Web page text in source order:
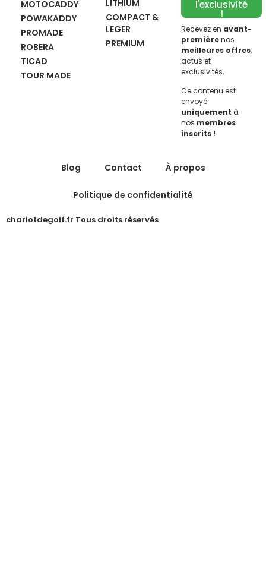
MOTOCADDY
POWAKADDY
PROMADE
ROBERA
TICAD
TOUR MADE
LITHIUM
COMPACT &
LEGER
PREMIUM
l'exclusivité
!
Recevez en avant-
premièrenos
meilleures offres,
actus et
exclusivités,
Ce contenu est
envoyé
uniquement à
nos membres
inscrits !
chariotdegolf.fr Tous droits réservés
Blog Contact À propos
Politique de confidentialité